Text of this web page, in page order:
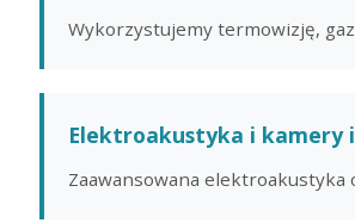
Wykorzystujemy termowizję,
Elektroakustyka i kamery
Zaawansowana